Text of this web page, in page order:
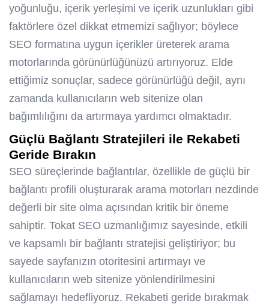
yoğunluğu, içerik yerleşimi ve içerik uzunlukları gibi
faktörlere özel dikkat etmemizi sağlıyor; böylece
SEO formatına uygun içerikler üreterek arama
motorlarında görünürlüğünüzü artırıyoruz. Elde
ettiğimiz sonuçlar, sadece görünürlüğü değil, aynı
zamanda kullanıcıların web sitenize olan
bağımlılığını da artırmaya yardımcı olmaktadır.
Güçlü Bağlantı Stratejileri ile Rekabeti
Geride Bırakın
SEO süreçlerinde bağlantılar, özellikle de güçlü bir
bağlantı profili oluşturarak arama motorları nezdinde
değerli bir site olma açısından kritik bir öneme
sahiptir. Tokat SEO uzmanlığımız sayesinde, etkili
ve kapsamlı bir bağlantı stratejisi geliştiriyor; bu
sayede sayfanızın otoritesini artırmayı ve
kullanıcıların web sitenize yönlendirilmesini
sağlamayı hedefliyoruz. Rekabeti geride bırakmak